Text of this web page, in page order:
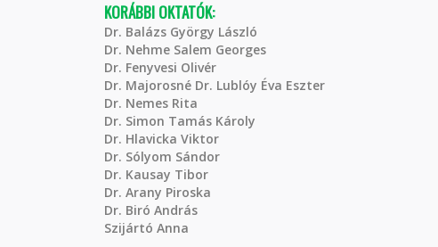
KORÁBBI OKTATÓK:
Dr. Balázs György László
Dr. Nehme Salem Georges
Dr. Fenyvesi Olivér
Dr. Majorosné Dr. Lublóy Éva Eszter
Dr. Nemes Rita
Dr. Simon Tamás Károly
Dr. Hlavicka Viktor
Dr. Sólyom Sándor
Dr. Kausay Tibor
Dr. Arany Piroska
Dr. Biró András
Szijártó Anna